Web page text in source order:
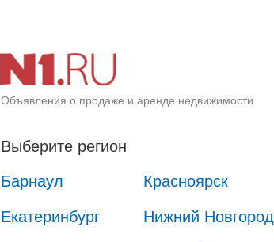
Объявления о продаже и аренде недвижимости
Выберите регион
Барнаул
Красноярск
Екатеринбург Нижний Новгород